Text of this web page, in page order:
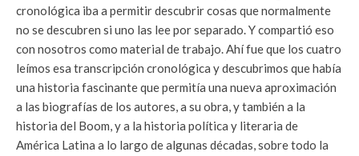
cronológica iba a permitir descubrir cosas que normalmente
no se descubren si uno las lee por separado. Y compartió eso
con nosotros como material de trabajo. Ahí fue que los cuatro
leímos esa transcripción cronológica y descubrimos que había
una historia fascinante que permitía una nueva aproximación
a las biografías de los autores, a su obra, y también a la
historia del Boom, y a la historia política y literaria de
América Latina a lo largo de algunas décadas, sobre todo la